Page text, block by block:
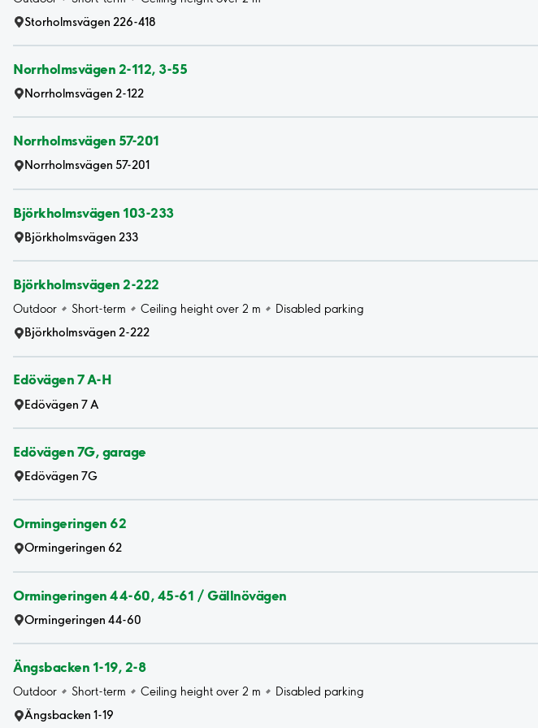
Storholmsvägen 226-418
Norrholmsvägen 2-112, 3-55
Norrholmsvägen 2-122
Norrholmsvägen 57-201
Norrholmsvägen 57-201
Björkholmsvägen 103-233
Björkholmsvägen 233
Björkholmsvägen 2-222
Outdoor Short-term Ceiling height over 2 m
Disabled parking
Björkholmsvägen 2-222
Edövägen 7 A-H
Edövägen 7 A
Edövägen 7G, garage
Edövägen 7G
Ormingeringen 62
Ormingeringen 62
Ormingeringen 44-60, 45-61 / Gällnövägen
Ormingeringen 44-60
Ängsbacken 1-19, 2-8
Outdoor Short-term Ceiling height over 2 m
Disabled parking
Ängsbacken 1-19